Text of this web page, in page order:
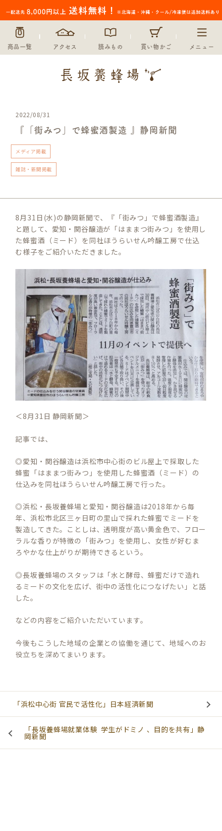
商品一覧 アクセス 読みもの 買い物かご メニュー
2022/08/31
『「街みつ」で蜂蜜酒製造 』静岡新聞
メディア掲載
雑誌・新聞掲載
8月31日(水)の静岡新聞で、『「街みつ」で蜂蜜酒製造』
と題して、愛知・関谷醸造が「はままつ街みつ」を使用し
た蜂蜜酒（ミード）を同社ほうらいせん吟醸工房で仕込
む様子をご紹介いただきました。
＜8月31日 静岡新聞＞
記事では、
◎愛知・関谷醸造は浜松市中心街のビル屋上で採取した
蜂蜜「はままつ街みつ」を使用した蜂蜜酒（ミード）の
仕込みを同社ほうらいせん吟醸工房で行った。
◎浜松・長坂養蜂場と愛知・関谷醸造は2018年から毎
年、浜松市北区三ヶ日町の里山で採れた蜂蜜でミードを
製造してきた。ことしは、透明度が高い黄金色で、フロー
ラルな香りが特徴の「街みつ」を使用し、女性が好むま
ろやかな仕上がりが期待できるという。
◎長坂養蜂場のスタッフは「水と酵母、蜂蜜だけで造れ
るミードの文化を広げ、街中の活性化につなげたい」と話
した。
などの内容をご紹介いただいています。
今後もこうした地域の企業との協働を通じて、地域へのお
役立ちを深めてまいります。
「浜松中心街 官民で活性化」日本経済新聞
「長坂養蜂場就業体験 学生がドミノ 、目的を共有」静
岡新聞